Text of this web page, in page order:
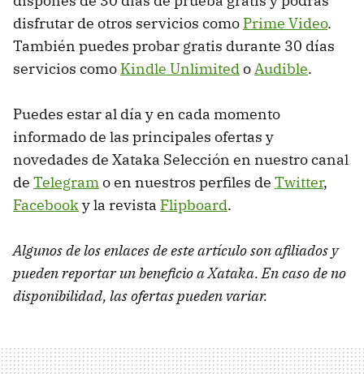
disfrutar de otros servicios como Prime Video.
También puedes probar gratis durante 30 días
servicios como Kindle UnlimitedoAudible.
Puedes estar al día y en cada momento
informado de las principales ofertas y
novedades de Xataka Selección en nuestro canal
de Telegramo en nuestros perfiles de Twitter,
Facebooky la revista Flipboard.
Algunos de los enlaces de este artículo son afiliados y
pueden reportar un beneficio a Xataka. En caso de no
disponibilidad, las ofertas pueden variar.